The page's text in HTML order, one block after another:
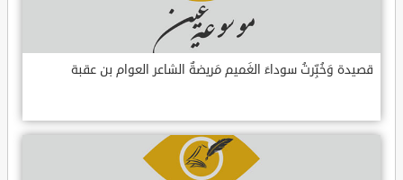
قصيدة وَخُبِّرتُ سوداءَ الغَميم مَريضةٌ الشاعر العوام بن عقبة